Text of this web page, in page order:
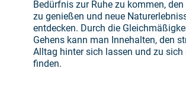
Bedürfnis zur Ruhe zu kommen,
zu genießen und neue
entdecken. Durch die
Gehens kann man Innehalten, den
Alltag hinter sich lassen und zu sich
finden.